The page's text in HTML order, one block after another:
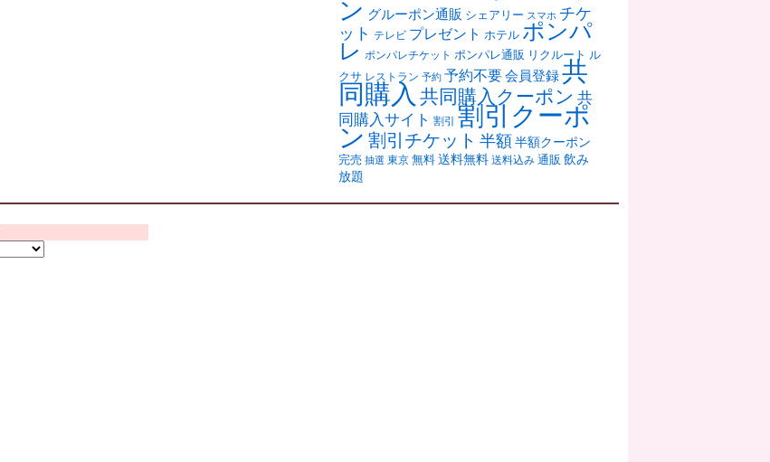
ン グルーポン通販 シェアリー スマホ チケ
ット テレビ プレゼント ホテル ポンパ
レ ポンパレチケット ポンパレ通販 リクルート ル
クサ レストラン 予約 予約不要会員登録共
同購入 共同購入クーポン 共
同購入サイト 割引 割引クーポ
ン 割引チケット 半額 半額クーポン
完売 抽選 東京 無料 送料無料 送料込み 通販 飲み
放題